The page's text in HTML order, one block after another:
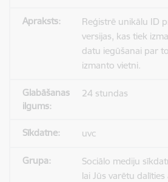
Reģistrē unikālu ID
versijas, kas tiek
datu iegūšanai par
izmanto vietni.
24 stundas
uvc
Sociālo mediju
lai Jūs varētu